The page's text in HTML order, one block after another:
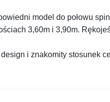
model do połowu
3,60m i 3,90m.
i znakomity stosunek